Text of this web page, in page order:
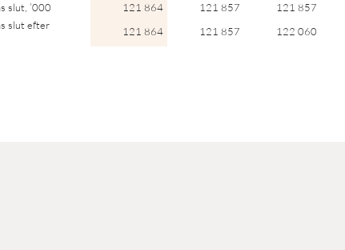
slut, ’000
121 864 121 857 121 857
slut efter
121 864 121 857 122 060